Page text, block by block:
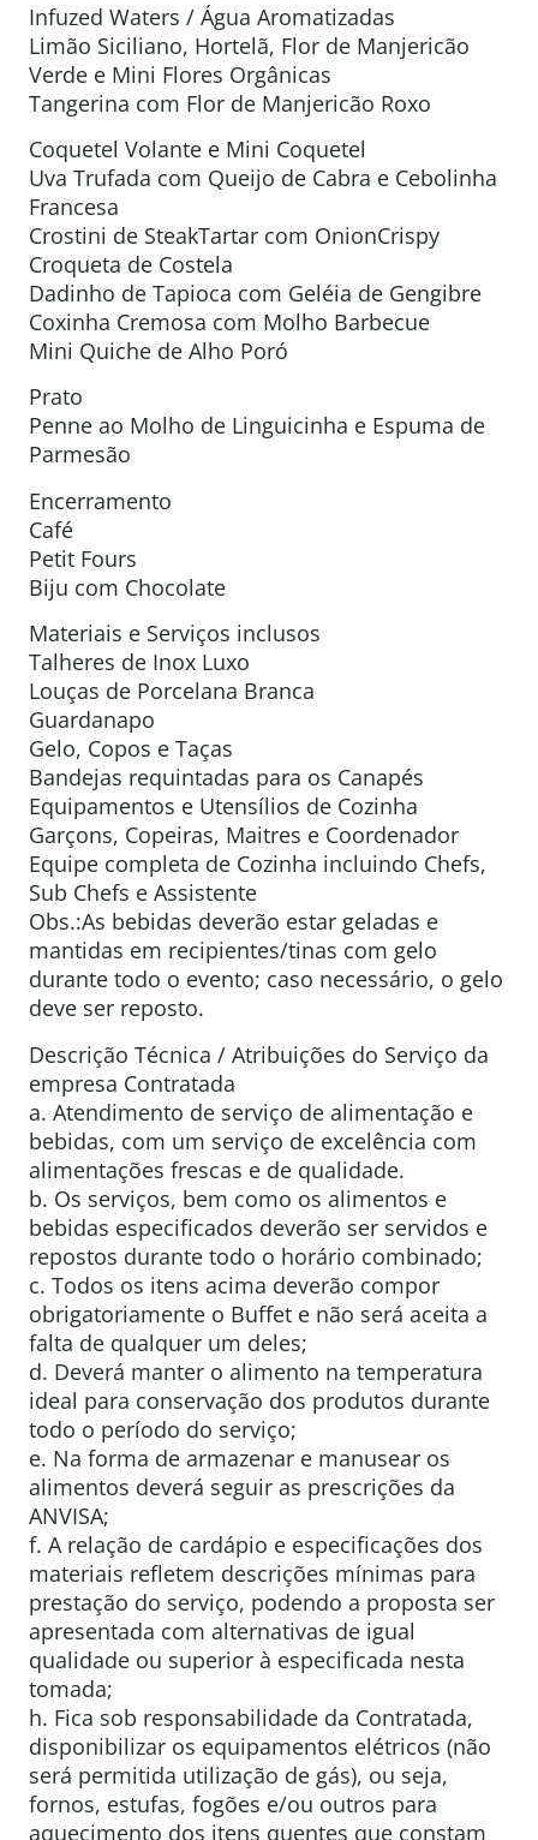
Infuzed Waters / Água Aromatizadas
Limão Siciliano, Hortelã, Flor de Manjericão
Verde e Mini Flores Orgânicas
Tangerina com Flor de Manjericão Roxo
Coquetel Volante e Mini Coquetel
Uva Trufada com Queijo de Cabra e Cebolinha
Francesa
Crostini de SteakTartar com OnionCrispy
Croqueta de Costela
Dadinho de Tapioca com Geléia de Gengibre
Coxinha Cremosa com Molho Barbecue
Mini Quiche de Alho Poró
Prato
Penne ao Molho de Linguicinha e Espuma de
Parmesão
Encerramento
Café
Petit Fours
Biju com Chocolate
Materiais e Serviços inclusos
Talheres de Inox Luxo
Louças de Porcelana Branca
Guardanapo
Gelo, Copos e Taças
Bandejas requintadas para os Canapés
Equipamentos e Utensílios de Cozinha
Garçons, Copeiras, Maitres e Coordenador
Equipe completa de Cozinha incluindo Chefs,
Sub Chefs e Assistente
Obs.:As bebidas deverão estar geladas e
mantidas em recipientes/tinas com gelo
durante todo o evento; caso necessário, o gelo
deve ser reposto.
Descrição Técnica / Atribuições do Serviço da
empresa Contratada
a. Atendimento de serviço de alimentação e
bebidas, com um serviço de excelência com
alimentações frescas e de qualidade.
b. Os serviços, bem como os alimentos e
bebidas especificados deverão ser servidos e
repostos durante todo o horário combinado;
c. Todos os itens acima deverão compor
obrigatoriamente o Buffet e não será aceita a
falta de qualquer um deles;
d. Deverá manter o alimento na temperatura
ideal para conservação dos produtos durante
todo o período do serviço;
e. Na forma de armazenar e manusear os
alimentos deverá seguir as prescrições da
ANVISA;
f. A relação de cardápio e especificações dos
materiais refletem descrições mínimas para
prestação do serviço, podendo a proposta ser
apresentada com alternativas de igual
qualidade ou superior à especificada nesta
tomada;
h. Fica sob responsabilidade da Contratada,
disponibilizar os equipamentos elétricos (não
será permitida utilização de gás), ou seja,
fornos, estufas, fogões e/ou outros para
aquecimento dos itens quentes que constam